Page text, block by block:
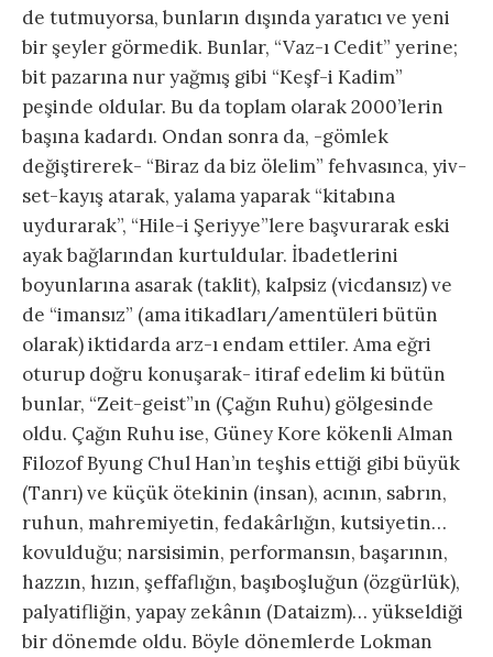
de tutmuyorsa, bunların dışında yaratıcı ve yeni
bir şeyler görmedik. Bunlar, “Vaz-ı Cedit” yerine;
bit pazarına nur yağmış gibi “Keşf-i Kadim”
peşinde oldular. Bu da toplam olarak 2000’lerin
başına kadardı. Ondan sonra da, -gömlek
değiştirerek- “Biraz da biz ölelim” fehvasınca, yiv-
set-kayış atarak, yalama yaparak “kitabına
uydurarak”, “Hile-i Şeriyye”lere başvurarak eski
ayak bağlarından kurtuldular. İbadetlerini
boyunlarına asarak (taklit), kalpsiz (vicdansız) ve
de “imansız” (ama itikadları/amentüleri bütün
olarak) iktidarda arz-ı endam ettiler. Ama eğri
oturup doğru konuşarak- itiraf edelim ki bütün
bunlar, “Zeit-geist”ın (Çağın Ruhu) gölgesinde
oldu. Çağın Ruhu ise, Güney Kore kökenli Alman
Filozof Byung Chul Han’ın teşhis ettiği gibi büyük
(Tanrı) ve küçük ötekinin (insan), acının, sabrın,
ruhun, mahremiyetin, fedakârlığın, kutsiyetin…
kovulduğu; narsisimin, performansın, başarının,
hazzın, hızın, şeffaflığın, başıboşluğun (özgürlük),
palyatifliğin, yapay zekânın (Dataizm)… yükseldiği
bir dönemde oldu. Böyle dönemlerde Lokman